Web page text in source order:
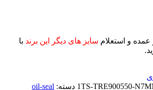
و استعلام سایز های دیگر این برند با
1TS-TRE900550- دسته: oil-seal